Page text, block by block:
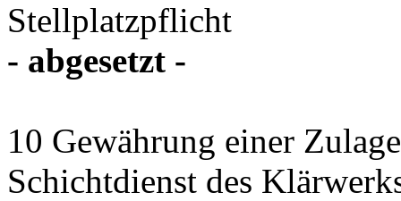
Stellplatzpflicht
- abgesetzt -
10 Gewährung einer
Schichtdienst des